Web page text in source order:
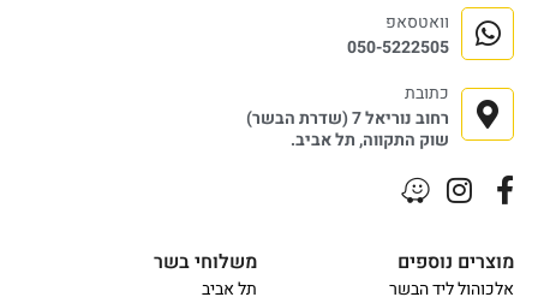
משלוחי בשר
תל אביב
מוצרים נוספים
אלכוהול ליד הבשר
וואטסאפ
050-5222505
כתובת
רחוב נוריאל 7 (שדרת הבשר)
שוק התקווה, תל אביב.